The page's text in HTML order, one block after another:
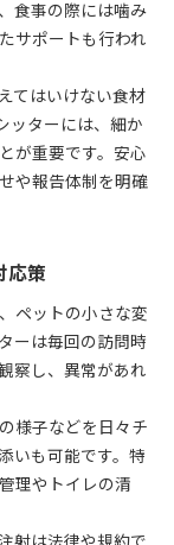
食事の際には噛み
サポートも行われ
てはいけない食材
ッターには、細か
が重要です。安心
や報告体制を明確
応策
ペットの小さな変
ーは毎回の訪問時
察し、異常があれ
様子などを日々チ
いも可能です。特
理やトイレの清
射は法律や規約で